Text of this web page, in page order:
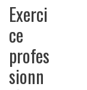
Exerci
ce
profes
sionn